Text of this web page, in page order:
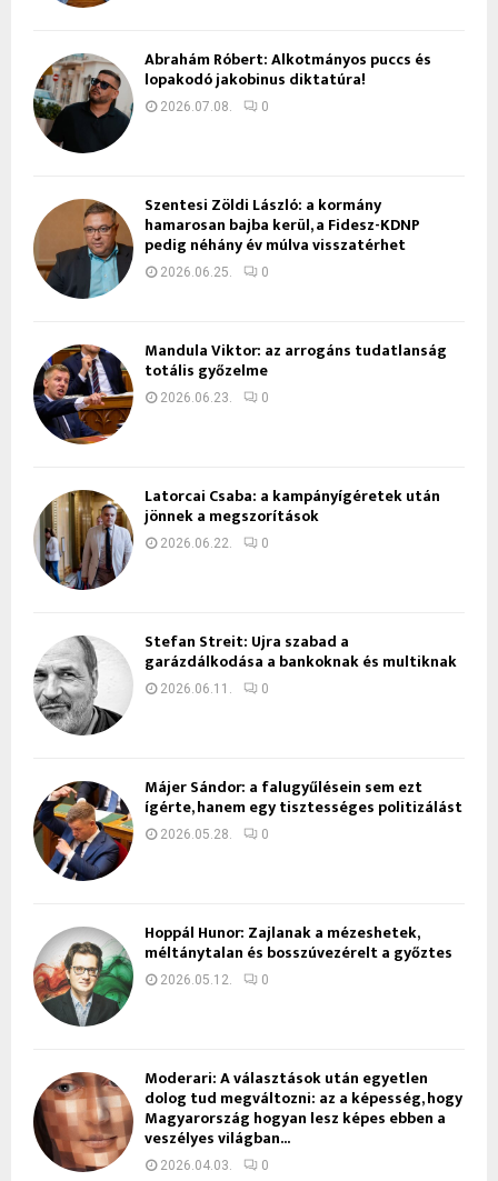
Ábrahám Róbert: Alkotmányos puccs és
lopakodó jakobinus diktatúra!
2026.07.08. 0
Szentesi Zöldi László: a kormány
hamarosan bajba kerül, a Fidesz-KDNP
pedig néhány év múlva visszatérhet
2026.06.25. 0
Mandula Viktor: az arrogáns tudatlanság
totális győzelme
2026.06.23. 0
Latorcai Csaba: a kampányígéretek után
jönnek a megszorítások
2026.06.22. 0
Stefan Streit: Újra szabad a
garázdálkodása a bankoknak és multiknak
2026.06.11. 0
Májer Sándor: a falugyűlésein sem ezt
ígérte, hanem egy tisztességes politizálást
2026.05.28. 0
Hoppál Hunor: Zajlanak a mézeshetek,
méltánytalan és bosszúvezérelt a győztes
2026.05.12. 0
Moderari: A választások után egyetlen
dolog tud megváltozni: az a képesség, hogy
Magyarország hogyan lesz képes ebben a
veszélyes világban...
2026.04.03. 0